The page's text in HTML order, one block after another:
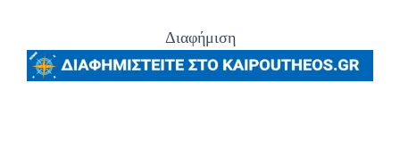
Διαφήμιση